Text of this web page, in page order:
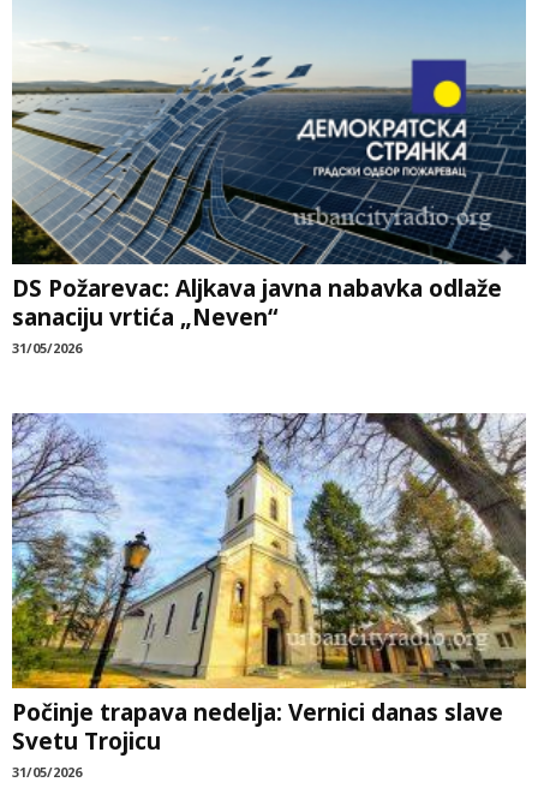
DS Požarevac: Aljkava javna nabavka odlaže
sanaciju vrtića „Neven“
31/05/2026
Počinje trapava nedelja: Vernici danas slave
Svetu Trojicu
31/05/2026